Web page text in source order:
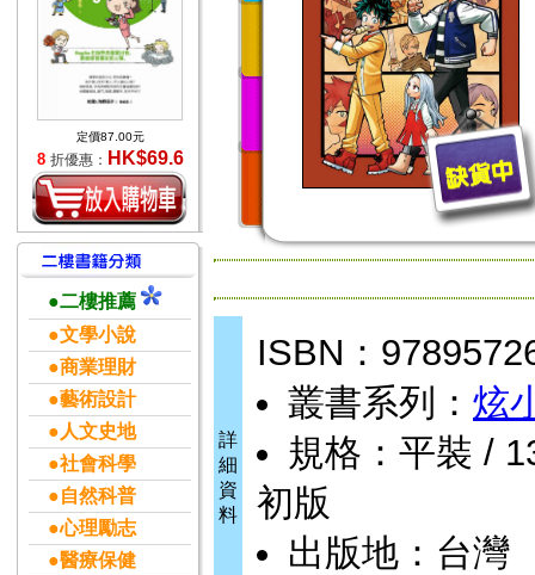
定價87.00元
8 折優惠： HK$69.6
●二樓推薦
●文學小說
●商業理財
●藝術設計
●人文史地
●社會科學
●自然科普
●心理勵志
●醫療保健
詳
細
資
料
ISBN：
叢書系列： 炫
規格：平裝 /
初版
出版地：台灣